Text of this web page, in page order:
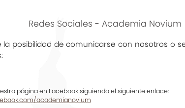
Redes Sociales - Academia Novium
la posibilidad de comunicarse con nosotros o
página en Facebook siguiendo el siguiente enlace:
academianovium